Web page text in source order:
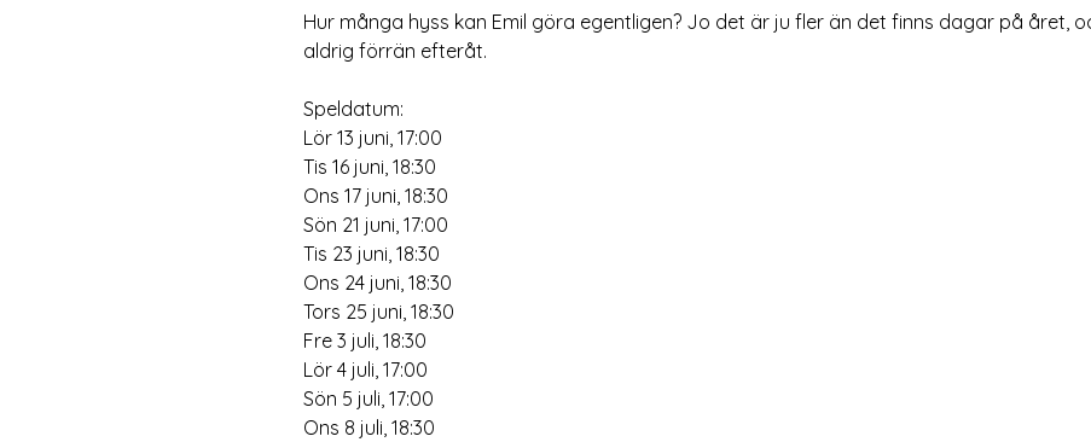
Hur många hyss kan Emil göra egentligen? Jo det är ju fler än det finns dagar på året,
aldrig förrän efteråt.
Speldatum:
Lör 13 juni, 17:00
Tis 16 juni, 18:30
Ons 17 juni, 18:30
Sön 21 juni, 17:00
Tis 23 juni, 18:30
Ons 24 juni, 18:30
Tors 25 juni, 18:30
Fre 3 juli, 18:30
Lör 4 juli, 17:00
Sön 5 juli, 17:00
Ons 8 juli, 18:30